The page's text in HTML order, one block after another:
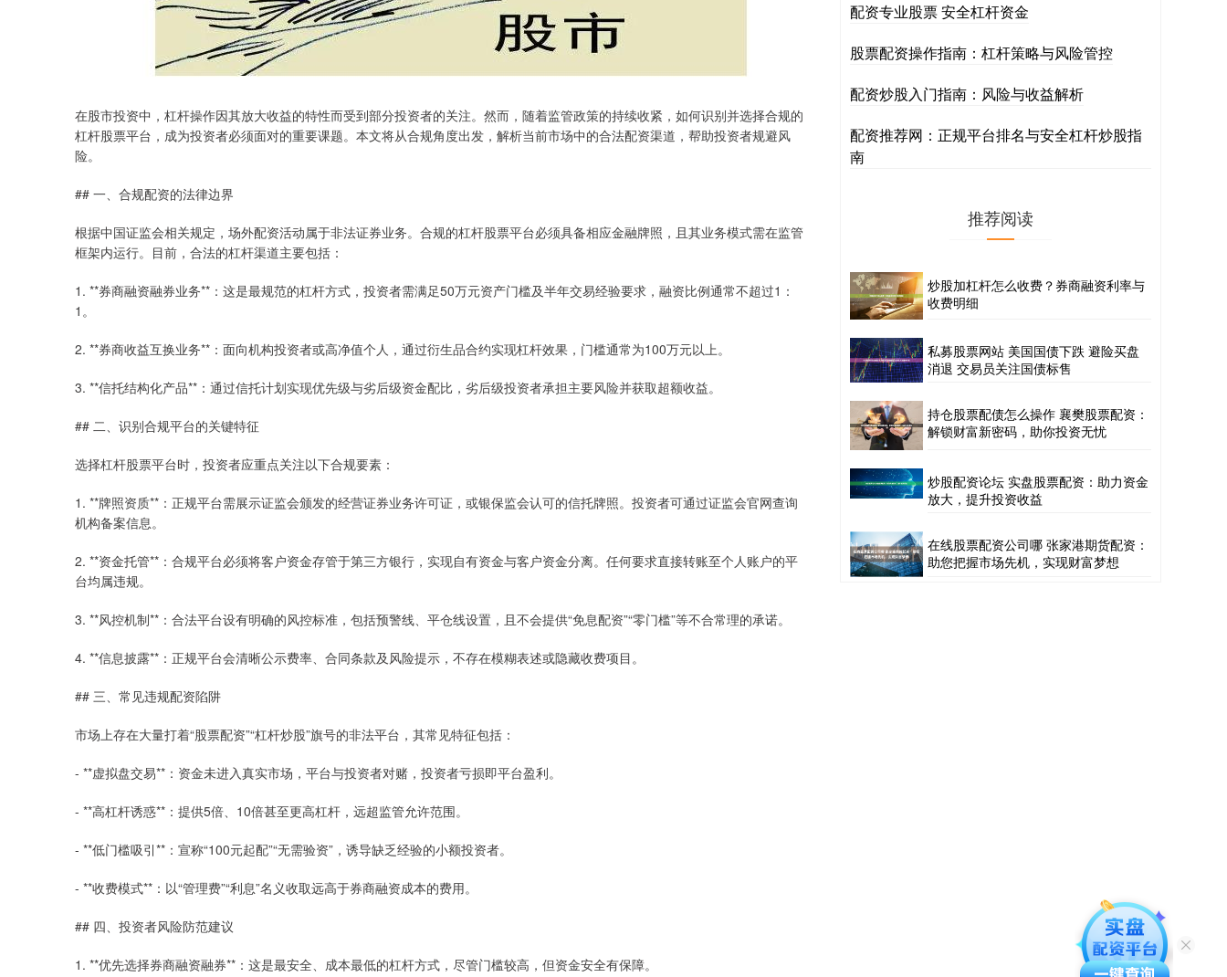
在股市投资中，杠杆操作因其放大收益的特性而受到部分投资者的关注。然而，随着监管政策的持续收紧，如何识别并选择合规的
杠杆股票平台，成为投资者必须面对的重要课题。本文将从合规角度出发，解析当前市场中的合法配资渠道，帮助投资者规避风
险。
## 一、合规配资的法律边界
根据中国证监会相关规定，场外配资活动属于非法证券业务。合规的杠杆股票平台必须具备相应金融牌照，且其业务模式需在监管
框架内运行。目前，合法的杠杆渠道主要包括：
1. **券商融资融券业务**：这是最规范的杠杆方式，投资者需满足50万元资产门槛及半年交易经验要求，融资比例通常不超过1：
1。
2. **券商收益互换业务**：面向机构投资者或高净值个人，通过衍生品合约实现杠杆效果，门槛通常为100万元以上。
3. **信托结构化产品**：通过信托计划实现优先级与劣后级资金配比，劣后级投资者承担主要风险并获取超额收益。
## 二、识别合规平台的关键特征
选择杠杆股票平台时，投资者应重点关注以下合规要素：
1. **牌照资质**：正规平台需展示证监会颁发的经营证券业务许可证，或银保监会认可的信托牌照。投资者可通过证监会官网查询
机构备案信息。
2. **资金托管**：合规平台必须将客户资金存管于第三方银行，实现自有资金与客户资金分离。任何要求直接转账至个人账户的平
台均属违规。
3. **风控机制**：合法平台设有明确的风控标准，包括预警线、平仓线设置，且不会提供“免息配资”“零门槛”等不合常理的承诺。
4. **信息披露**：正规平台会清晰公示费率、合同条款及风险提示，不存在模糊表述或隐藏收费项目。
## 三、常见违规配资陷阱
市场上存在大量打着“股票配资”“杠杆炒股”旗号的非法平台，其常见特征包括：
- **虚拟盘交易**：资金未进入真实市场，平台与投资者对赌，投资者亏损即平台盈利。
- **高杠杆诱惑**：提供5倍、10倍甚至更高杠杆，远超监管允许范围。
- **低门槛吸引**：宣称“100元起配”“无需验资”，诱导缺乏经验的小额投资者。
- **收费模式**：以“管理费”“利息”名义收取远高于券商融资成本的费用。
## 四、投资者风险防范建议
1. **优先选择券商融资融券**：这是最安全、成本最低的杠杆方式，尽管门槛较高，但资金安全有保障。
配资专业股票 安全杠杆资金
股票配资操作指南：杠杆策略与风险管控
配资炒股入门指南：风险与收益解析
配资推荐网：正规平台排名与安全杠杆炒股指
南
推荐阅读
炒股加杠杆怎么收费？券商融资利率与
收费明细
私募股票网站 美国国债下跌 避险买盘
消退 交易员关注国债标售
持仓股票配债怎么操作 襄樊股票配资：
解锁财富新密码，助你投资无忧
炒股配资论坛 实盘股票配资：助力资金
放大，提升投资收益
在线股票配资公司哪 张家港期货配资：
助您把握市场先机，实现财富梦想